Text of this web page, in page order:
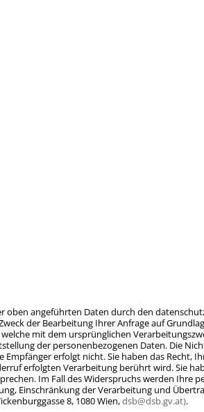
angeführten Daten durch den
der Bearbeitung Ihrer Anfrage auf
mit dem ursprünglichen
der personenbezogenen Daten. Die
erfolgt nicht. Sie haben das
erfolgten Verarbeitung berührt wird. Sie
Im Fall des Widerspruchs werden Ihre
Einschränkung der Verarbeitung und
8, 1080 Wien,dsb@dsb.gv.at).